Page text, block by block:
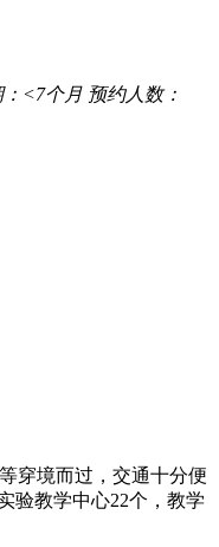
<7个月 预约人数：
穿境而过，交通十分便
验教学中心22个，教学